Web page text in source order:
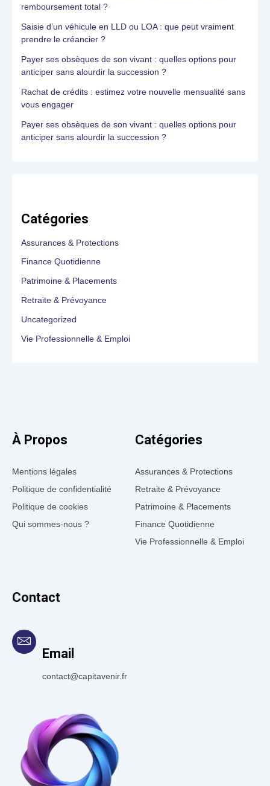
remboursement total ?
Saisie d’un véhicule en LLD ou LOA : que peut vraiment
prendre le créancier ?
Payer ses obsèques de son vivant : quelles options pour
anticiper sans alourdir la succession ?
Rachat de crédits : estimez votre nouvelle mensualité sans
vous engager
Payer ses obsèques de son vivant : quelles options pour
anticiper sans alourdir la succession ?
Catégories
Assurances & Protections
Finance Quotidienne
Patrimoine & Placements
Retraite & Prévoyance
Uncategorized
Vie Professionnelle & Emploi
À Propos
Mentions légales
Politique de confidentialité
Politique de cookies
Qui sommes-nous ?
Catégories
Assurances & Protections
Retraite & Prévoyance
Patrimoine & Placements
Finance Quotidienne
Vie Professionnelle & Emploi
Contact
Email
contact@capitavenir.fr